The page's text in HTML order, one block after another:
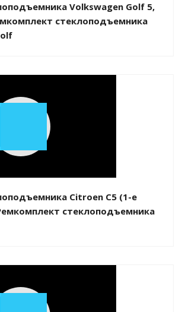
Volkswagen Golf 5,
стеклоподъемника
Play
Citroen C5 (1-е
стеклоподъемника